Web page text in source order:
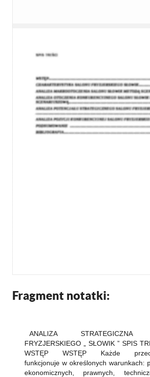
Fragment notatki:
ANALIZA STRATEGICZNA
FRYZJERSKIEGO „ SŁOWIK ” SPIS
WSTĘP WSTĘP Każde
funkcjonuje w określonych warunkach:
ekonomicznych, prawnych,